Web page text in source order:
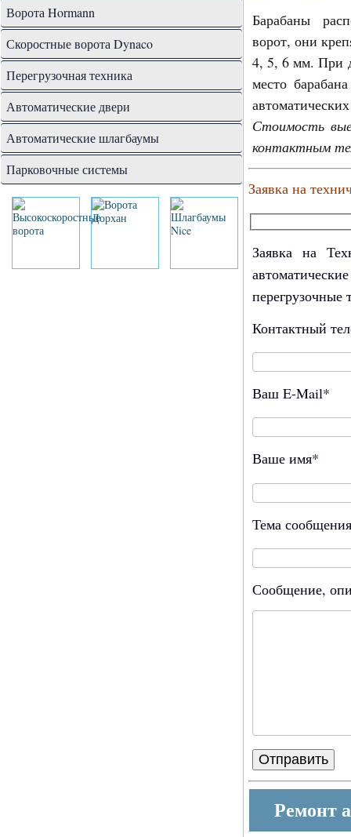
Ворота Hormann
Скоростные ворота Dynaco
Перегрузочная техника
Автоматические двери
Автоматические шлагбаумы
Парковочные системы
Барабаны
ворот, они
4, 5, 6 мм. При
место
Стоимость
контактным
Заявка на
Заявка на
Контактный
Ваш E-Mail*
Ваше имя*
Тема сообщения
Сообщение,
Ремонт